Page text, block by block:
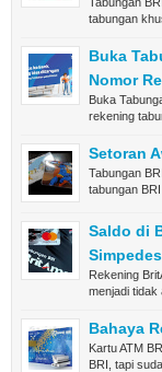
tabungan
Buka
Nomor
Buka
rekening
Setoran
Tabungan
tabungan
Saldo di
Rekening
menjadi tidak
Bahaya
Kartu ATM
BRI, tapi